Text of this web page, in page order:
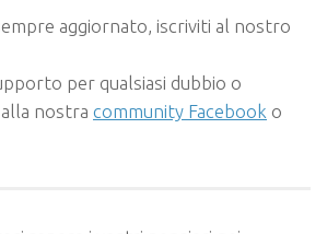
aggiornato, iscriviti al nostro
per qualsiasi dubbio o
nostra community Facebook o